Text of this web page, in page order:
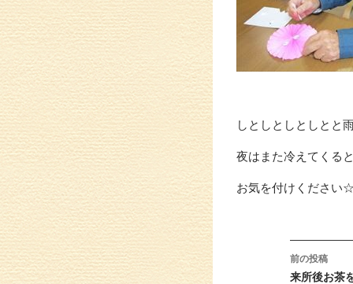
しとしとしとしとと
夜はまた冷えてくる
お気を付けください
投稿
前の投稿
来所後お茶